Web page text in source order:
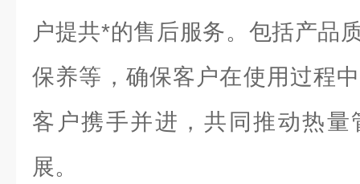
户提共*的售后服务。包括产品
保养等，确保客户在使用过程
客户携手并进，共同推动热
展。